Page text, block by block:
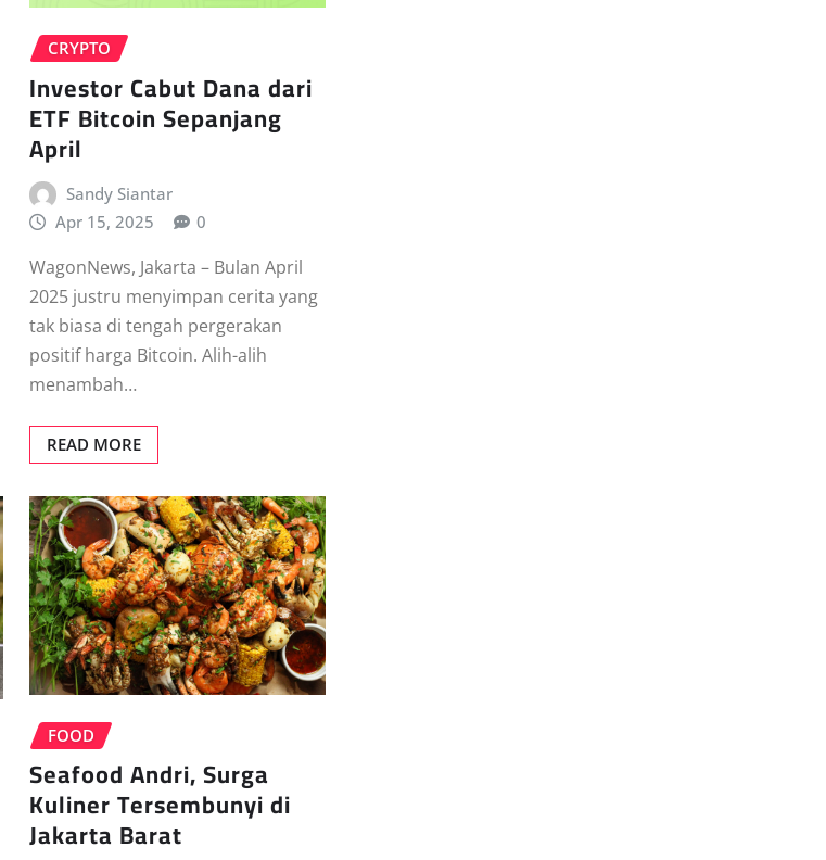
CRYPTO
Investor Cabut Dana dari
ETF Bitcoin Sepanjang
April
Sandy Siantar
Apr 15, 2025
0
WagonNews, Jakarta – Bulan April
2025 justru menyimpan cerita yang
tak biasa di tengah pergerakan
positif harga Bitcoin. Alih-alih
menambah…
READ MORE
FOOD
Seafood Andri, Surga
Kuliner Tersembunyi di
Jakarta Barat